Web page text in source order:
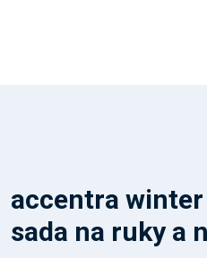
accentra
sada na ruky a